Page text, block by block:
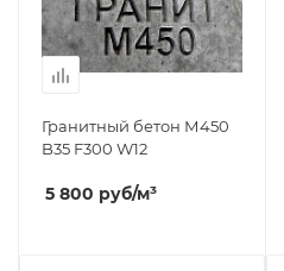
Гранитный бетон М450
B35 F300 W12
5 800 руб/м³